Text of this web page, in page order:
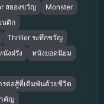
สยองขวัญ
Monster
นติก
Thriller ระทึกขวัญ
นังฝรั่ง
หนังยอดนิยม
รต่อสู้ที่เดิมพันด้วยชีวิต
คัญ